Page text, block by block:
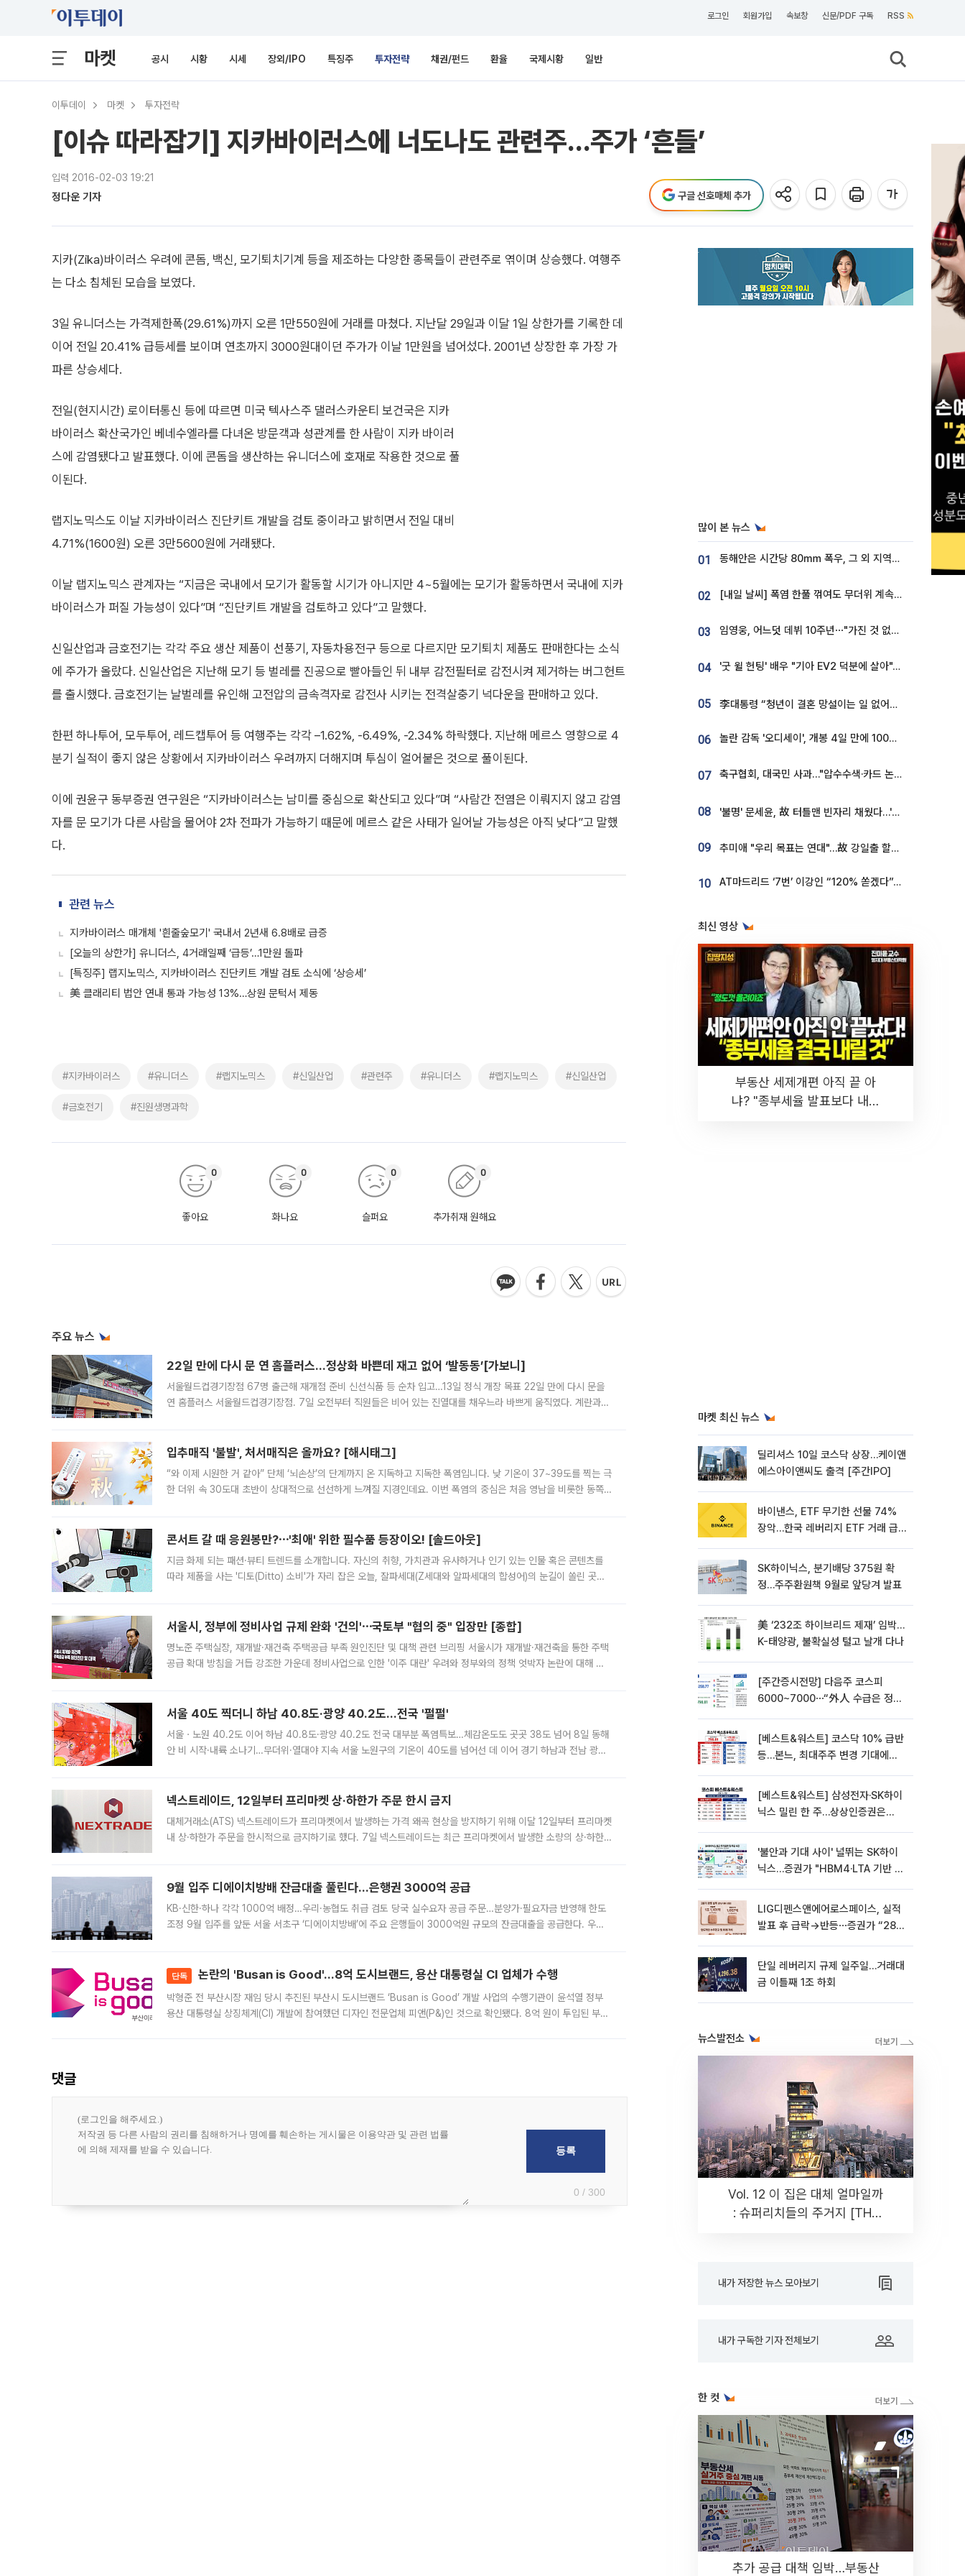
로그인 회원가입 속보창 신문/PDF 구독 RSS
마켓 공시 시황 시세 장외/IPO 특징주 투자전략 채권/펀드 환율 국제시황 일반
이투데이 마켓 투자전략
[이슈 따라잡기] 지카바이러스에 너도나도 관련주…주가 ‘흔들’
입력 2016-02-03 19:21
정다운 기자 구글 선호매체 추가
지카(Zika)바이러스 우려에 콘돔, 백신, 모기퇴치기계 등을 제조하는 다양한 종목들이 관련주로 엮이며 상승했다. 여행주
는 다소 침체된 모습을 보였다.
3일 유니더스는 가격제한폭(29.61%)까지 오른 1만550원에 거래를 마쳤다. 지난달 29일과 이달 1일 상한가를 기록한 데
이어 전일 20.41% 급등세를 보이며 연초까지 3000원대이던 주가가 이날 1만원을 넘어섰다. 2001년 상장한 후 가장 가
파른 상승세다.
전일(현지시간) 로이터통신 등에 따르면 미국 텍사스주 댈러스카운티 보건국은 지카
바이러스 확산국가인 베네수엘라를 다녀온 방문객과 성관계를 한 사람이 지카 바이러
스에 감염됐다고 발표했다. 이에 콘돔을 생산하는 유니더스에 호재로 작용한 것으로 풀
이된다.
랩지노믹스도 이날 지카바이러스 진단키트 개발을 검토 중이라고 밝히면서 전일 대비
4.71%(1600원) 오른 3만5600원에 거래됐다.
이날 랩지노믹스 관계자는 “지금은 국내에서 모기가 활동할 시기가 아니지만 4~5월에는 모기가 활동하면서 국내에 지카
바이러스가 퍼질 가능성이 있다”며 “진단키트 개발을 검토하고 있다”고 말했다.
신일산업과 금호전기는 각각 주요 생산 제품이 선풍기, 자동차용전구 등으로 다르지만 모기퇴치 제품도 판매한다는 소식
에 주가가 올랐다. 신일산업은 지난해 모기 등 벌레를 진공으로 빨아들인 뒤 내부 감전필터로 감전시켜 제거하는 버그헌트
를 출시했다. 금호전기는 날벌레를 유인해 고전압의 금속격자로 감전사 시키는 전격살충기 넉다운을 판매하고 있다.
한편 하나투어, 모두투어, 레드캡투어 등 여행주는 각각 –1.62%, -6.49%, -2.34% 하락했다. 지난해 메르스 영향으로 4
분기 실적이 좋지 않은 상황에서 지카바이러스 우려까지 더해지며 투심이 얼어붙은 것으로 풀이된다.
이에 권윤구 동부증권 연구원은 “지카바이러스는 남미를 중심으로 확산되고 있다”며 “사람간 전염은 이뤄지지 않고 감염
자를 문 모기가 다른 사람을 물어야 2차 전파가 가능하기 때문에 메르스 같은 사태가 일어날 가능성은 아직 낮다”고 말했
다.
관련 뉴스
지카바이러스 매개체 '흰줄숲모기' 국내서 2년새 6.8배로 급증
[오늘의 상한가] 유니더스, 4거래일째 ‘급등’…1만원 돌파
[특징주] 랩지노믹스, 지카바이러스 진단키트 개발 검토 소식에 ‘상승세’
美 클래리티 법안 연내 통과 가능성 13%…상원 문턱서 제동
#지카바이러스 #유니더스 #랩지노믹스 #신일산업 #관련주 #유니더스 #랩지노믹스 #신일산업
#금호전기 #진원생명과학
좋아요
0
화나요
0
슬퍼요
0
추가취재 원해요
0
주요 뉴스
22일 만에 다시 문 연 홈플러스…정상화 바쁜데 재고 없어 ‘발동동’[가보니]
서울월드컵경기장점 67명 출근해 재개점 준비 신선식품 등 순차 입고…13일 정식 개장 목표 22일 만에 다시 문을
연 홈플러스 서울월드컵경기장점. 7일 오전부터 직원들은 비어 있는 진열대를 채우느라 바쁘게 움직였다. 계란과
입추매직 '불발', 처서매직은 올까요? [해시태그]
“와 이제 시원한 거 같아” 단체 ‘뇌손상’의 단계까지 온 지독하고 지독한 폭염입니다. 낮 기온이 37~39도를 찍는 극
한 더위 속 30도대 초반이 상대적으로 선선하게 느껴질 지경인데요. 이번 폭염의 중심은 처음 영남을 비롯한 동쪽
콘서트 갈 때 응원봉만?⋯'최애' 위한 필수품 등장이오! [솔드아웃]
지금 화제 되는 패션·뷰티 트렌드를 소개합니다. 자신의 취향, 가치관과 유사하거나 인기 있는 인물 혹은 콘텐츠를
따라 제품을 사는 '디토(Ditto) 소비'가 자리 잡은 오늘, 잘파세대(Z세대와 알파세대의 합성어)의 눈길이 쏠린 곳은
서울시, 정부에 정비사업 규제 완화 '건의'⋯국토부 "협의 중" 입장만 [종합]
명노준 주택실장, 재개발·재건축 주택공급 부족 원인진단 및 대책 관련 브리핑 서울시가 재개발·재건축을 통한 주택
공급 확대 방침을 거듭 강조한 가운데 정비사업으로 인한 '이주 대란' 우려와 정부와의 정책 엇박자 논란에 대해 정
서울 40도 찍더니 하남 40.8도·광양 40.2도…전국 '펄펄'
서울ㆍ노원 40.2도 이어 하남 40.8도·광양 40.2도 전국 대부분 폭염특보…체감온도도 곳곳 38도 넘어 8일 동해
안 비 시작·내륙 소나기…무더위·열대야 지속 서울 노원구의 기온이 40도를 넘어선 데 이어 경기 하남과 전남 광양
넥스트레이드, 12일부터 프리마켓 상·하한가 주문 한시 금지
대체거래소(ATS) 넥스트레이드가 프리마켓에서 발생하는 가격 왜곡 현상을 방지하기 위해 이달 12일부터 프리마켓
내 상·하한가 주문을 한시적으로 금지하기로 했다. 7일 넥스트레이드는 최근 프리마켓에서 발생한 소량의 상·하한
9월 입주 디에이치방배 잔금대출 풀린다…은행권 3000억 공급
KB·신한·하나 각각 1000억 배정…우리·농협도 취급 검토 당국 실수요자 공급 주문…분양가·필요자금 반영해 한도
조정 9월 입주를 앞둔 서울 서초구 ‘디에이치방배’에 주요 은행들이 3000억원 규모의 잔금대출을 공급한다. 우리
단독 논란의 'Busan is Good'…8억 도시브랜드, 용산 대통령실 CI 업체가 수행
박형준 전 부산시장 재임 당시 추진된 부산시 도시브랜드 ‘Busan is Good’ 개발 사업의 수행기관이 윤석열 정부
용산 대통령실 상징체계(CI) 개발에 참여했던 디자인 전문업체 피앤(P&)인 것으로 확인됐다. 8억 원이 투입된 부산
댓글
0 / 300
많이 본 뉴스
01 동해안은 시간당 80㎜ 폭우, 그 외 지역은 폭염…‘극과 극 날씨’
02 [내일 날씨] 폭염 한풀 꺾여도 무더위 계속⋯동해안 이틀 연속 비
03 임영웅, 어느덧 데뷔 10주년⋯"가진 것 없던 시절, 내 앞엔 20명의 팬뿐"
04 '굿 윌 헌팅' 배우 "기아 EV2 덕분에 살아"…교통사고 후 안전성 극찬
05 李대통령 “청년이 결혼 망설이는 일 없어야...제도상 불이익 조사”
06 놀란 감독 '오디세이', 개봉 4일 만에 100만 돌파⋯'왕사남' 보다 빠르다
07 축구협회, 대국민 사과…"압수수색·카드 논란 사죄, 강도 높은 쇄신"
08 '불명' 문세윤, 故 터틀맨 빈자리 채웠다…'거북이' 눈물의 최종 우승
09 추미애 "우리 목표는 연대"…故 강일출 할머니 흉상 제막
10 AT마드리드 ‘7번’ 이강인 “120% 쏟겠다”⋯시메오네 감독 “필요한 선수”
최신 영상
부동산 세제개편 아직 끝 아
냐? "종부세율 발표보다 내릴
마켓 최신 뉴스
딜리셔스 10일 코스닥 상장…케이앤
에스아이앤씨도 출격 [주간IPO]
바이낸스, ETF 무기한 선물 74%
장악…한국 레버리지 ETF 거래 급
SK하이닉스, 분기배당 375원 확
정…주주환원책 9월로 앞당겨 발표
美 ‘232조 하이브리드 제재’ 임박…
K-태양광, 불확실성 털고 날개 다나
[주간증시전망] 다음주 코스피
6000~7000⋯“外人 수급은 정책
[베스트&워스트] 코스닥 10% 급반
등…본느, 최대주주 변경 기대에
[베스트&워스트] 삼성전자·SK하이
닉스 밀린 한 주…상상인증권은
'불안과 기대 사이' 널뛰는 SK하이
닉스…증권가 "HBM4·LTA 기반 펀
LIG디펜스앤에어로스페이스, 실적
발표 후 급락→반등⋯증권가 “28년
단일 레버리지 규제 일주일…거래대
금 이틀째 1조 하회
뉴스발전소
Vol. 12 이 집은 대체 얼마일까
: 슈퍼리치들의 주거지 [THE
내가 저장한 뉴스 모아보기
내가 구독한 기자 전체보기
한 컷
추가 공급 대책 임박…부동산